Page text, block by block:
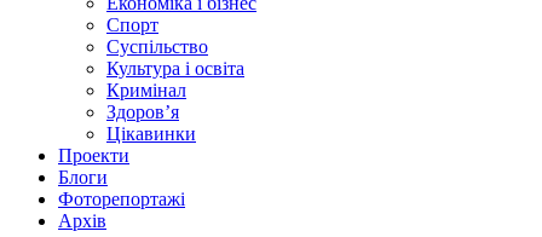
Спорт
Суспільство
Культура і освіта
Кримінал
Здоров’я
Цікавинки
Проекти
Блоги
Фоторепортажі
Архів